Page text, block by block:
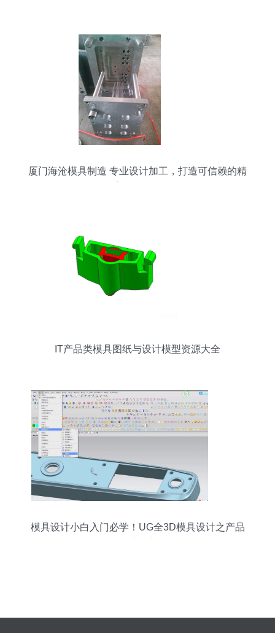
厦门海沧模具制造 专业设计加工，打造可信赖的精
IT产品类模具图纸与设计模型资源大全
模具设计小白入门必学！UG全3D模具设计之产品